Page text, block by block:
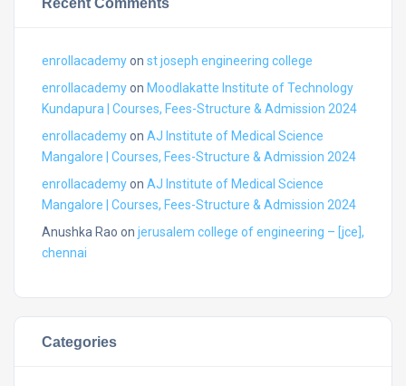
enrollacademyon st joseph engineering college
enrollacademyon Moodlakatte Institute of Technology
Kundapura | Courses, Fees-Structure & Admission 2024
enrollacademyon AJ Institute of Medical Science
Mangalore | Courses, Fees-Structure & Admission 2024
enrollacademyon AJ Institute of Medical Science
Mangalore | Courses, Fees-Structure & Admission 2024
Anushka Rao on jerusalem college of engineering – [jce],
chennai
Categories